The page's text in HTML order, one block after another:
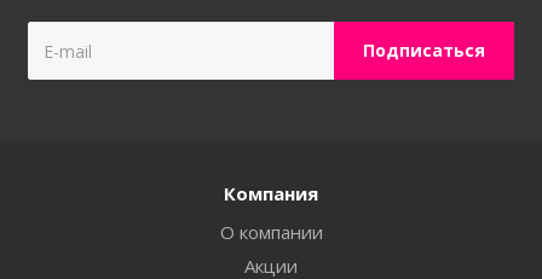
Компания
О компании
Акции